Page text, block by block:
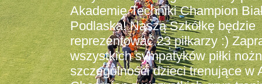
Akademię Techniki Champion
Podlaska! Naszą Szkółkę będzie
reprezentować 23 piłkarzy :)
wszystkich sympatyków piłki
szczególności dzieci trenujące w